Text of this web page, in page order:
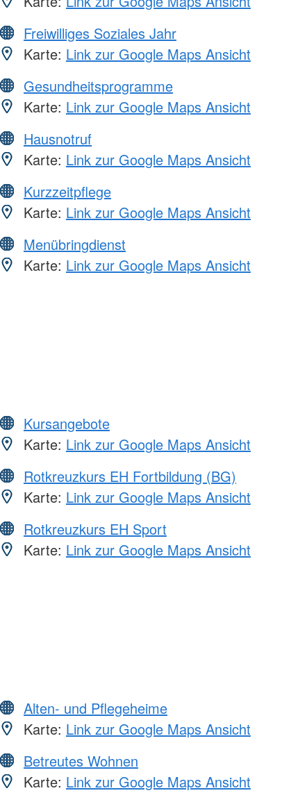
Freiwilliges Soziales Jahr
Karte: Link zur Google Maps Ansicht
Gesundheitsprogramme
Karte: Link zur Google Maps Ansicht
Hausnotruf
Karte: Link zur Google Maps Ansicht
Kurzzeitpflege
Karte: Link zur Google Maps Ansicht
Menübringdienst
Karte: Link zur Google Maps Ansicht
Kursangebote
Karte: Link zur Google Maps Ansicht
Rotkreuzkurs EH Fortbildung (BG)
Karte: Link zur Google Maps Ansicht
Rotkreuzkurs EH Sport
Karte: Link zur Google Maps Ansicht
Alten- und Pflegeheime
Karte: Link zur Google Maps Ansicht
Betreutes Wohnen
Karte: Link zur Google Maps Ansicht